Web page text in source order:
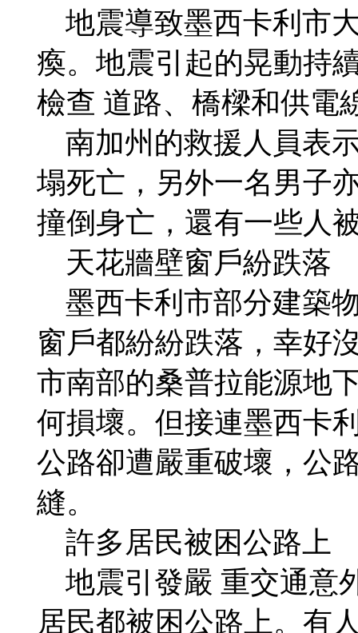
地震導致墨西卡利市
瘓。地震引起的晃動持
檢查 道路、橋樑和供電
南加州的救援人員表
塌死亡，另外一名男子
撞倒身亡，還有一些人
天花牆壁窗戶紛跌落
墨西卡利市部分建築
窗戶都紛紛跌落，幸好
市南部的桑普拉能源地
何損壞。但接連墨西卡
公路卻遭嚴重破壞，公
縫。
許多居民被困公路上
地震引發嚴 重交通意
居民都被困公路上。有